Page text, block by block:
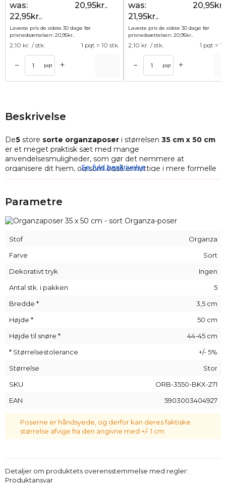
was:
22,95kr..
20,95kr..
Laveste pris de sidste 30 dage før
prisnedsættelsen: 20,95kr..
2,10 kr. / stk. 1 pqt = 10 stk.
– pqt +
was:
21,95kr..
20,95kr..
Laveste pris de sidste 30 dage før
prisnedsættelsen: 20,95kr..
2,10 kr. / stk. 1 pqt =
– pqt +
Beskrivelse
De5 store sorte organzaposer i størrelsen 35 cm x 50 cm
er et meget praktisk sæt med mange
anvendelsesmuligheder, som gør det nemmere at
organisere dit hjem, og som også er nyttige i mere formelle
situationer.
almindelige snorposer og chiffonposer har en tendens til at
poser er derimod ikke kun robuste, men også smukke,
familiearrangementer og mere formelle lejligheder som
mulighed for at pakke store genstande: flasker med alkohol,
fotoalbum og større elektronik, f.eks. en tablet.
Dekorative organza-poser
indpakningsmaterialer, der kan bruges i enhver situation.
Se fuld beskrivelse
Parametre
Stof
Organza
Farve
Sort
Dekorativt tryk
Ingen
Antal stk. i pakken
5
Bredde *
3,5 cm
Højde *
50 cm
Højde til snøre *
44-45 cm
* Størrelsestolerance
+/- 5%
Størrelse
Stor
SKU
ORB-3550-BKX-271
EAN
5903003404927
Poserne er håndsyede, og derfor kan deres faktiske
størrelse afvige fra den angivne med +/- 1 cm
Detaljer om produktets overensstemmelse med regler:
Produktansvar